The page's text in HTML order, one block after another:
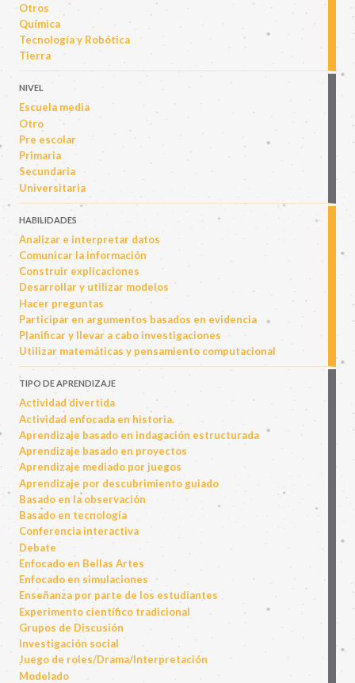
Otros
Química
Tecnología y Robótica
Tierra
NIVEL
Escuela media
Otro
Pre escolar
Primaria
Secundaria
Universitaria
HABILIDADES
Analizar e interpretar datos
Comunicar la información
Construir explicaciones
Desarrollar y utilizar modelos
Hacer preguntas
Participar en argumentos basados en evidencia
Planificar y llevar a cabo investigaciones
Utilizar matemáticas y pensamiento computacional
TIPO DE APRENDIZAJE
Actividad divertida
Actividad enfocada en historia.
Aprendizaje basado en indagación estructurada
Aprendizaje basado en proyectos
Aprendizaje mediado por juegos
Aprendizaje por descubrimiento guiado
Basado en la observación
Basado en tecnología
Conferencia interactiva
Debate
Enfocado en Bellas Artes
Enfocado en simulaciones
Enseñanza por parte de los estudiantes
Experimento científico tradicional
Grupos de Discusión
Investigación social
Juego de roles/Drama/Interpretación
Modelado